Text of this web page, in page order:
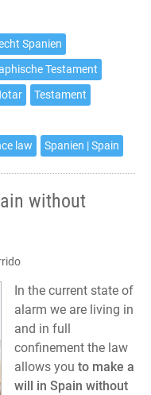
Spanien
Testament
Testament
law Spanien | Spain
without
In the current state of
alarm we are living in
and in full
confinement the law
allows you to make a
will in Spain without